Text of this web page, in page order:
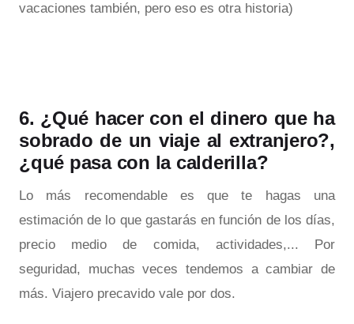
vacaciones también, pero eso es otra historia)
6. ¿Qué hacer con el dinero que ha
sobrado de un viaje al extranjero?,
¿qué pasa con la calderilla?
Lo más recomendable es que te hagas una
estimación de lo que gastarás en función de los días,
precio medio de comida, actividades,... Por
seguridad, muchas veces tendemos a cambiar de
más. Viajero precavido vale por dos.